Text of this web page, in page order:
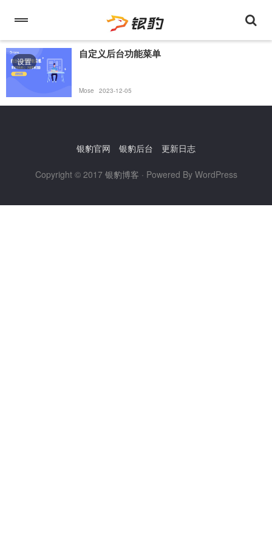
设置
自定义后台功能菜单
Mose 2023-12-05
银豹官网 银豹后台 更新日志
Copyright © 2017 银豹博客 · Powered By WordPress